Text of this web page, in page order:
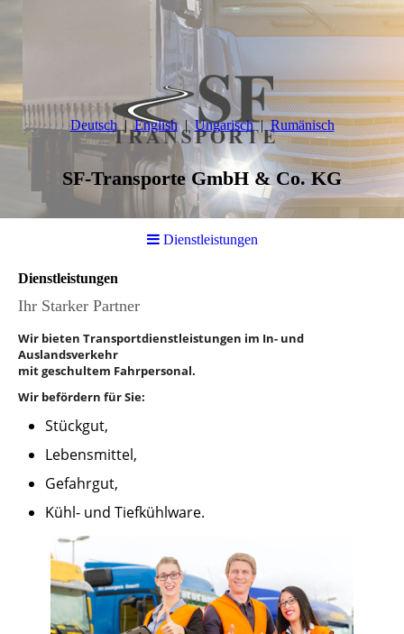
Deutsch English Ungarisch Rumänisch
SF-Transporte GmbH & Co. KG
Dienstleistungen
Dienstleistungen
Ihr Starker Partner
Wir bieten Transportdienstleistungen im In- und
Auslandsverkehr
mit geschultem Fahrpersonal.
Wir befördern für Sie:
Stückgut,
Lebensmittel,
Gefahrgut,
Kühl- und Tiefkühlware.